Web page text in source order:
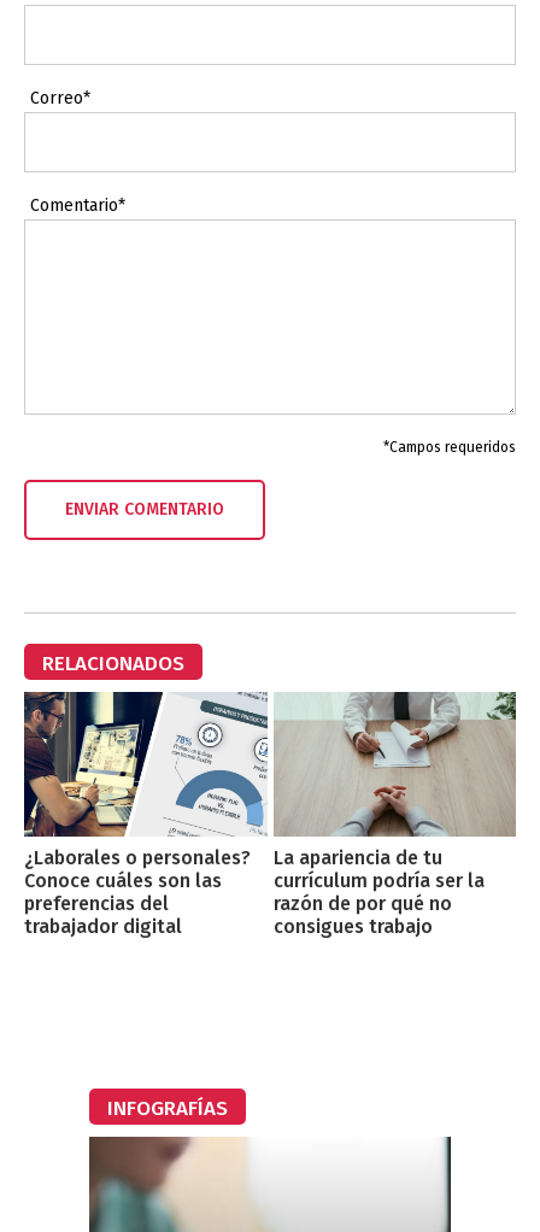
Correo*
Comentario*
*Campos requeridos
RELACIONADOS
¿Laborales o personales?
Conoce cuáles son las
preferencias del
trabajador digital
La apariencia de tu
currículum podría ser la
razón de por qué no
consigues trabajo
INFOGRAFÍAS